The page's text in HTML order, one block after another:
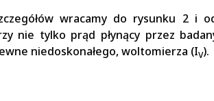
wracamy do rysunku 2 i
nie tylko prąd płynący przez
niedoskonałego, woltomierza (IV).